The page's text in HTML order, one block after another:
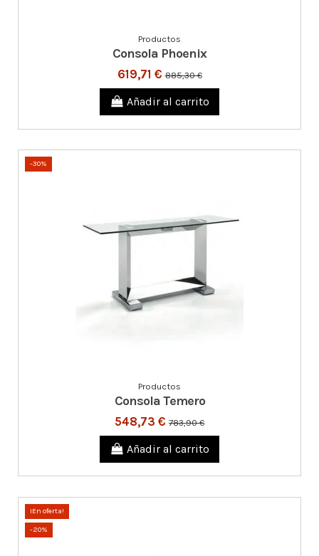
Productos
Consola Phoenix
619,71 €885,30 €
Añadir al carrito
-30%
Productos
Consola Temero
548,73 € 783,90 €
Añadir al carrito
¡En oferta!
-20%